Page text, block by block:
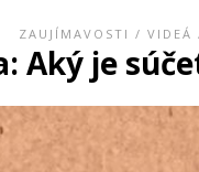
ZAUJÍMAVOSTI / VIDEÁ
Aký je